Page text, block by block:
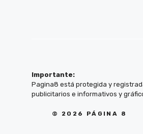
Importante:
Pagina8 está protegida y
publicitarios e informativos y
© 2026 PÁGINA 8